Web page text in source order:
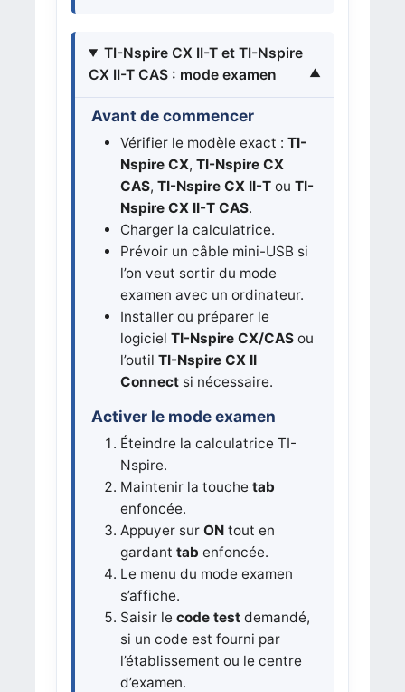
TI-Nspire CX II-T et TI-Nspire
CX II-T CAS : mode examen
Avant de commencer
Vérifier le modèle exact : TI-
Nspire CX, TI-Nspire CX
CAS, TI-Nspire CX II-Tou TI-
Nspire CX II-T CAS.
Charger la calculatrice.
Prévoir un câble mini-USB si
l’on veut sortir du mode
examen avec un ordinateur.
Installer ou préparer le
logiciel TI-Nspire CX/CASou
l’outil TI-Nspire CX II
Connectsi nécessaire.
Activer le mode examen
Éteindre la calculatrice TI-
Nspire.
Maintenir la touche tab
enfoncée.
Appuyer sur ONtout en
gardant tab enfoncée.
Le menu du mode examen
s’affiche.
Saisir le code testdemandé,
si un code est fourni par
l’établissement ou le centre
d’examen.